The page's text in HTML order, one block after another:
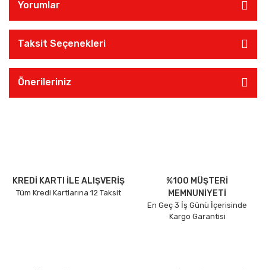
Yorumlar
Taksit Seçenekleri
Önerileriniz
KREDİ KARTI İLE ALIŞVERİŞ
Tüm Kredi Kartlarına 12 Taksit
%100 MÜŞTERİ
MEMNUNİYETİ
En Geç 3 İş Günü İçerisinde
Kargo Garantisi